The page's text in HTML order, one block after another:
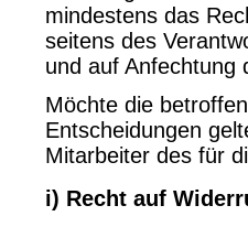
mindestens das
seitens des
und auf Anfechtung
Möchte die
Entscheidungen
Mitarbeiter des für
i) Recht auf